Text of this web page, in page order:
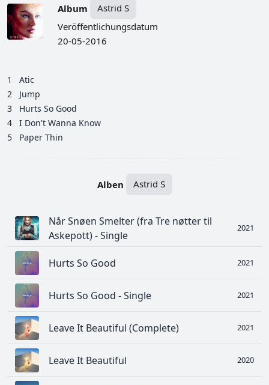
Album
Astrid S
Veröffentlichungsdatum
20-05-2016
1
Atic
2
Jump
3
Hurts So Good
4
I Don't Wanna Know
5
Paper Thin
Alben Astrid S
Når Snøen Smelter (fra Tre nøtter til
Askepott) - Single
2021
Hurts So Good 2021
Hurts So Good - Single 2021
Leave It Beautiful (Complete) 2021
Leave It Beautiful 2020